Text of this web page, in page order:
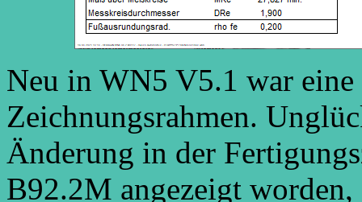
Neu in WN5 V5.1 war
Zeichnungsrahmen.
Änderung in der
B92.2M angezeigt